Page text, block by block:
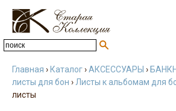
Главная › Каталог›АКСЕССУАРЫ ›
листы для бон › Листы к альбомам для
листы